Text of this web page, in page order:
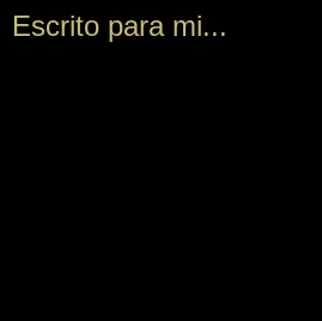
Escrito para mi...